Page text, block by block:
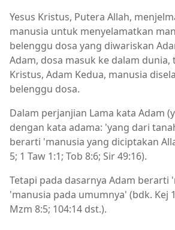
Yesus Kristus, Putera Allah,
manusia untuk menyelamatkan
belenggu dosa yang diwariskan
Adam, dosa masuk ke dalam dunia,
Kristus, Adam Kedua, manusia
belenggu dosa.
Dalam perjanjian Lama kata Adam
dengan kata adama: 'yang dari
berarti 'manusia yang diciptakan
5; 1 Taw 1:1; Tob 8:6; Sir 49:16).
Tetapi pada dasarnya Adam berarti
'manusia pada umumnya' (bdk. Kej
Mzm 8:5; 104:14 dst.).